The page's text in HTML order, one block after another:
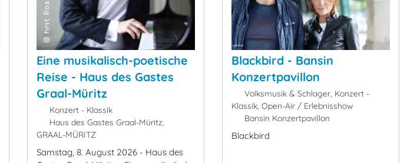
Eine musikalisch-poetische
Reise - Haus des Gastes
Graal-Müritz
Konzert - Klassik
Haus des Gastes Graal-Müritz,
GRAAL-MÜRITZ
Samstag, 8. August 2026 - Haus des
Blackbird - Bansin
Konzertpavillon
Volksmusik & Schlager, Konzert -
Klassik, Open-Air / Erlebnisshow
Bansin Konzertpavillon
Blackbird